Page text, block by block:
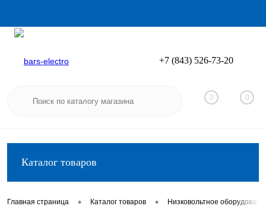
Вход
+7 (843) 526-73-20
0 0
Каталог товаров
Главная страница • Каталог товаров • Низковольтное